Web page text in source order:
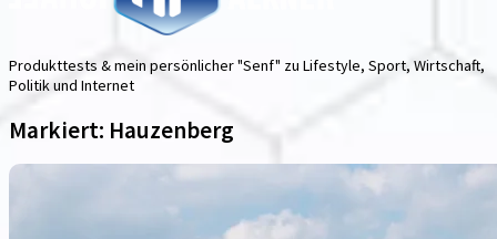
Produkttests & mein persönlicher "Senf" zu Lifestyle, Sport, Wirtschaft,
Politik und Internet
Markiert: Hauzenberg